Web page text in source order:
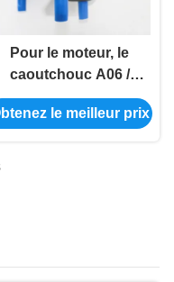
Pour le moteur, le
caoutchouc A06 /
gros sac +
TK22/12PCS/12362-
le meilleur prix